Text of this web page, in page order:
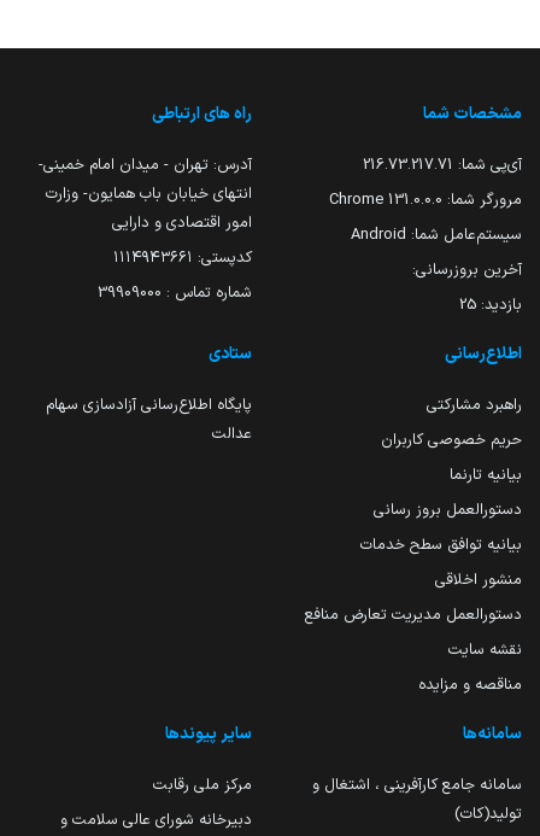
مشخصات شما
آی‌پی شما: 216.73.217.71
مرورگر شما: 131.0.0.0 Chrome
سیستم‌عامل شما: Android
آخرین بروزرسانی:
بازدید: 25
راه های ارتباطی
آدرس: تهران - میدان امام خمینی-
انتهای خیابان باب همایون- وزارت
امور اقتصادی و دارایی
کدپستی: ۱۱۱۴۹۴۳۶۶۱
شماره تماس : 39909000
اطلاع‌رسانی
راهبرد مشارکتی
حریم خصوصی کاربران
بیانیه تارنما
دستورالعمل بروز رسانی
بیانیه توافق سطح خدمات
منشور اخلاقی
دستورالعمل مدیریت تعارض منافع
نقشه سایت
مناقصه و مزایده
ستادی
پایگاه اطلاع‌رسانی آزادسازی سهام
عدالت
سامانه‌ها
سامانه جامع کارآفرینی ، اشتغال و
تولید(کات)
سایر پیوندها
مرکز ملی رقابت
دبیرخانه شورای عالی سلامت و